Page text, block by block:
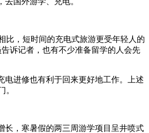
，短时间的充电式旅游更受年轻人的
诉记者，也有不少准备留学的人会先
进修也有利于回来更好地工作。上述
。
，寒暑假的两三周游学项目呈井喷式